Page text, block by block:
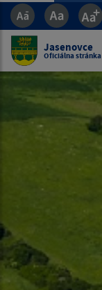
Jasenovce
Oficiálna stránka